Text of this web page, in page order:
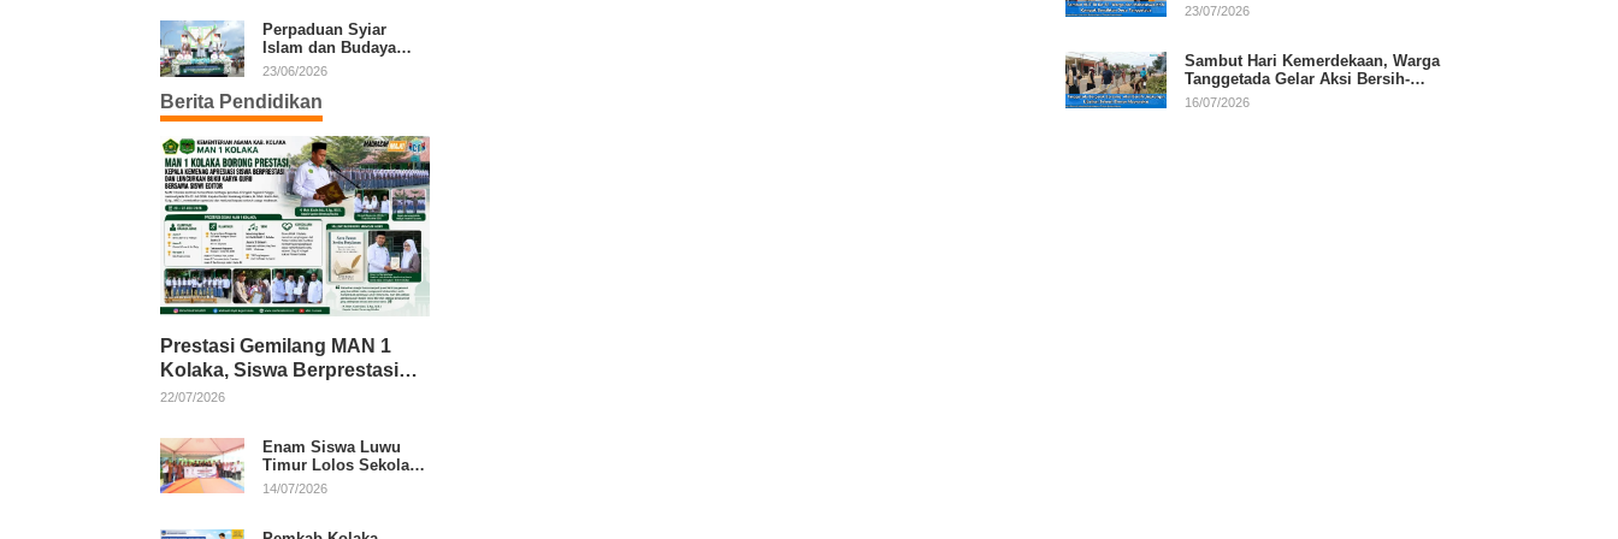
Perpaduan Syiar
Islam dan Budaya
Warnai Pawai Ta’aruf
23/06/2026
Berita Pendidikan
Prestasi Gemilang MAN 1
Kolaka, Siswa Berprestasi
dan Guru Berkarya Raih
22/07/2026
Enam Siswa Luwu
Timur Lolos Sekolah
Rakyat, Bupati: Jaga
14/07/2026
RI
23/07/2026
Sambut Hari Kemerdekaan, Warga
Tanggetada Gelar Aksi Bersih-
Bersih Desa
16/07/2026